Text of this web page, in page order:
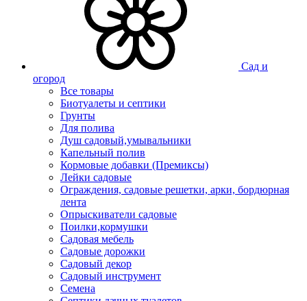
Сад и
огород
Все товары
Биотуалеты и септики
Грунты
Для полива
Душ садовый,умывальники
Капельный полив
Кормовые добавки (Премиксы)
Лейки садовые
Ограждения, садовые решетки, арки, бордюрная
лента
Опрыскиватели садовые
Поилки,кормушки
Садовая мебель
Садовые дорожки
Садовый декор
Садовый инструмент
Семена